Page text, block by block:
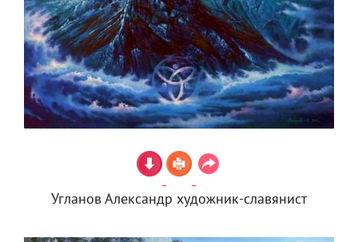
Угланов Александр художник-славянист